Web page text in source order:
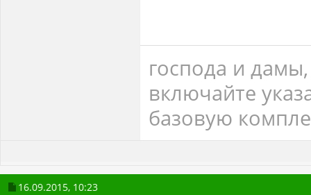
господа и
включайте
базовую
16.09.2015, 10:23